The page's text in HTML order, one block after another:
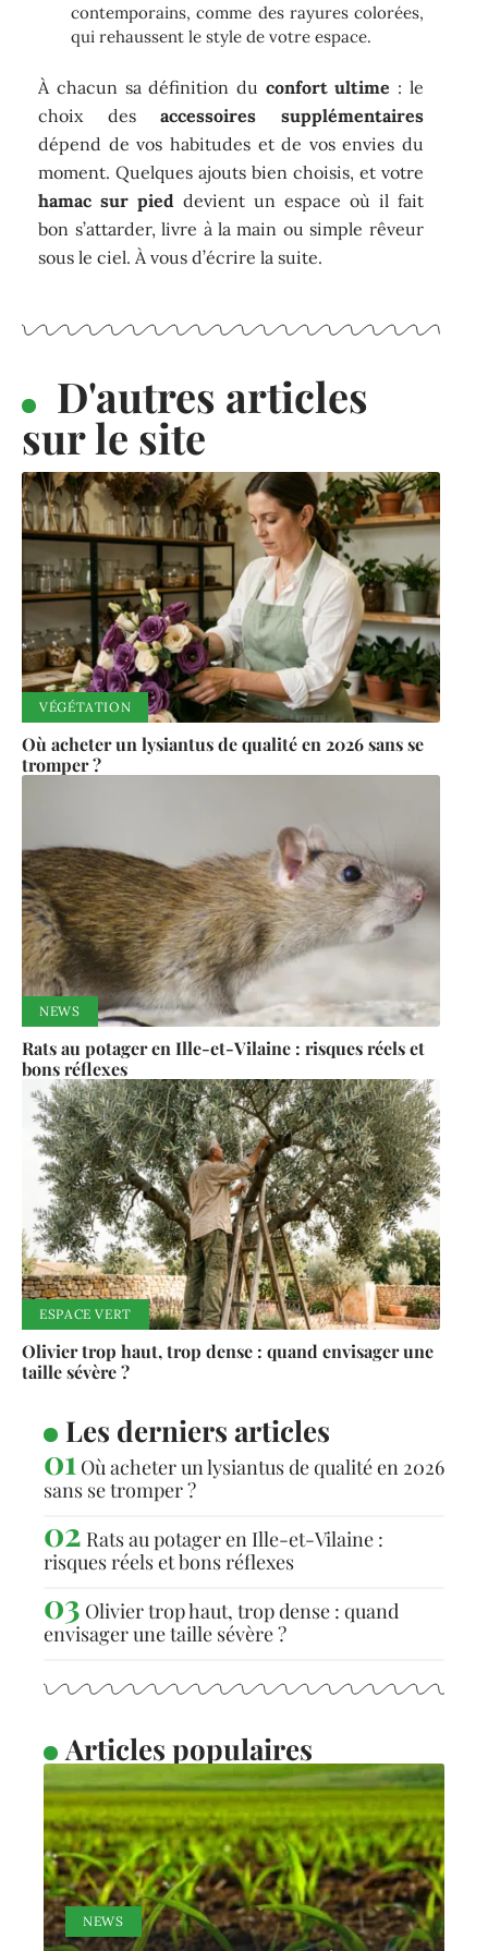
contemporains, comme des rayures colorées,
qui rehaussent le style de votre espace.
À chacun sa définition du confort ultime : le
choix desaccessoires supplémentaires
dépend de vos habitudes et de vos envies du
moment. Quelques ajouts bien choisis, et votre
hamac sur pied devient un espace où il fait
bon s’attarder, livre à la main ou simple rêveur
sous le ciel. À vous d’écrire la suite.
D'autres articles
sur le site
VÉGÉTATION
Où acheter un lysiantus de qualité en 2026 sans se
tromper ?
NEWS
Rats au potager en Ille-et-Vilaine : risques réels et
bons réflexes
ESPACE VERT
Olivier trop haut, trop dense : quand envisager une
taille sévère ?
Les derniers articles
Où acheter un lysiantus de qualité en 2026
sans se tromper ?
Rats au potager en Ille-et-Vilaine :
risques réels et bons réflexes
Olivier trop haut, trop dense : quand
envisager une taille sévère ?
Articles populaires
NEWS